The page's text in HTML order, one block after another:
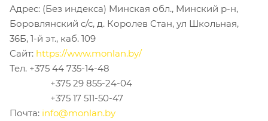
Адрес: (Без индекса) Минская обл., Минский р-н,
Боровлянский с/с, д. Королев Стан, ул Школьная,
36Б, 1-й эт., каб. 109
Сайт: https://www.monlan.by/
Тел. +375 44 735-14-48
+375 29 855-24-04
+375 17 511-50-47
Почта: info@monlan.by